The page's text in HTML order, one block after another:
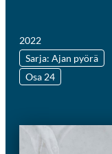
2022
Sarja: Ajan pyörä
Osa 24